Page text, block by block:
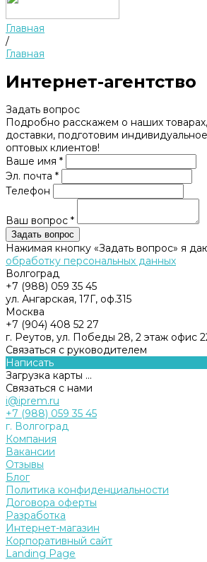
Главная
/
Главная
Интернет-агентство
Задать вопрос
Подробно расскажем о наших
доставки, подготовим
оптовых клиентов!
Ваше имя *
Эл. почта *
Телефон
Ваш вопрос *
Нажимая кнопку «Задать вопрос» я
обработку персональных данных
Волгоград
+7 (988) 059 35 45
ул. Ангарская, 17Г, оф.315
Москва
+7 (904) 408 52 27
г. Реутов, ул. Победы 28, 2 этаж офис
Связаться с руководителем
Написать
Загрузка карты ...
Связаться с нами
i@iprem.ru
+7 (988) 059 35 45
г. Волгоград
Компания
Вакансии
Отзывы
Блог
Политика конфиденциальности
Договора оферты
Разработка
Интернет-магазин
Корпоративный сайт
Landing Page